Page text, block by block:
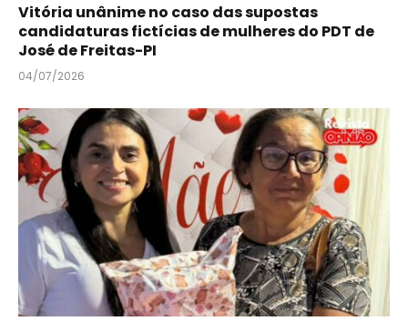
Vitória unânime no caso das supostas
candidaturas fictícias de mulheres do PDT de
José de Freitas-PI
04/07/2026